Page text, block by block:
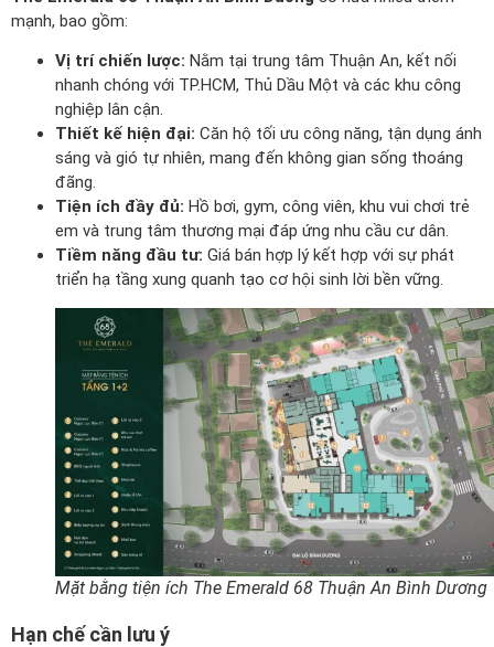
mạnh, bao gồm:
Vị trí chiến lược: Nằm tại trung tâm Thuận An, kết nối
nhanh chóng với TP.HCM, Thủ Dầu Một và các khu công
nghiệp lân cận.
Thiết kế hiện đại: Căn hộ tối ưu công năng, tận dụng ánh
sáng và gió tự nhiên, mang đến không gian sống thoáng
đãng.
Tiện ích đầy đủ: Hồ bơi, gym, công viên, khu vui chơi trẻ
em và trung tâm thương mại đáp ứng nhu cầu cư dân.
Tiềm năng đầu tư: Giá bán hợp lý kết hợp với sự phát
triển hạ tầng xung quanh tạo cơ hội sinh lời bền vững.
Mặt bằng tiện ích The Emerald 68 Thuận An Bình Dương
Hạn chế cần lưu ý